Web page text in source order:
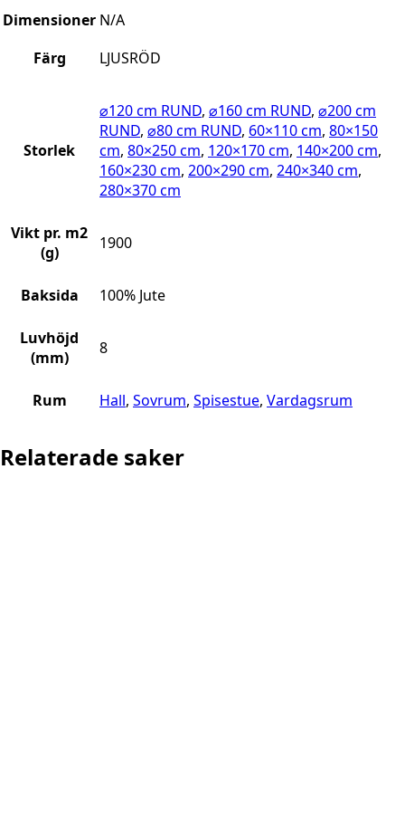
Dimensioner N/A
Färg
LJUSRÖD
Storlek
⌀120 cm RUND, ⌀160 cm RUND, ⌀200 cm
RUND, ⌀80 cm RUND, 60×110 cm, 80×150
cm, 80×250 cm, 120×170 cm, 140×200 cm,
160×230 cm, 200×290 cm, 240×340 cm,
280×370 cm
Vikt pr. m2
(g)
1900
Baksida 100% Jute
Luvhöjd
(mm)
8
Rum Hall, Sovrum, Spisestue, Vardagsrum
Relaterade saker